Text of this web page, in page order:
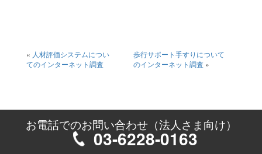
« 人材評価システムについ
てのインターネット調査
歩行サポート手すりについて
のインターネット調査 »
お電話でのお問い合わせ（法人さま向け）
03-6228-0163